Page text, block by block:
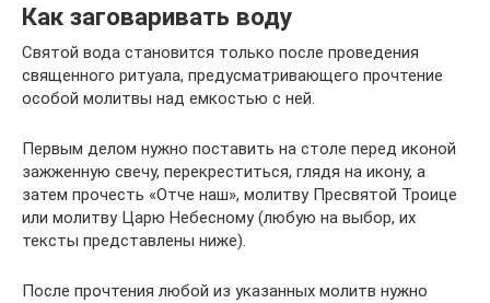
Как заговаривать воду
Святой вода становится только после проведения
священного ритуала, предусматривающего прочтение
особой молитвы над емкостью с ней.
Первым делом нужно поставить на столе перед иконой
зажженную свечу, перекреститься, глядя на икону, а
затем прочесть «Отче наш», молитву Пресвятой Троице
или молитву Царю Небесному (любую на выбор, их
тексты представлены ниже).
После прочтения любой из указанных молитв нужно